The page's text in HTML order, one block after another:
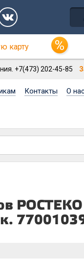
карту
+7(473) 202-45-85
Контакты О